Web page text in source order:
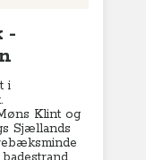
-
i
Klint og
Sjællands